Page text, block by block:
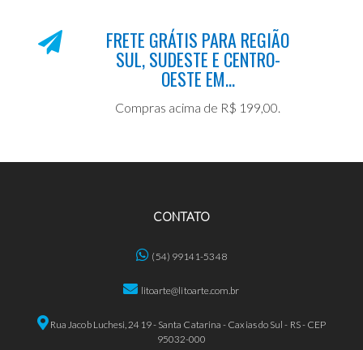
FRETE GRÁTIS PARA REGIÃO
SUL, SUDESTE E CENTRO-
OESTE EM...
Compras acima de R$ 199,00.
CONTATO
(54) 99141-5348
litoarte@litoarte.com.br
Rua Jacob Luchesi, 2419 - Santa Catarina - Caxias do Sul - RS - CEP
95032-000